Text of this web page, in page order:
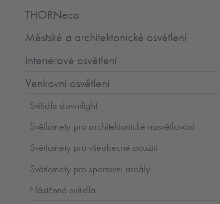
THORNeco
Městské a architektonické osvětlení
Interiérové osvětlení
Venkovní osvětlení
Svítidla downlight
Světlomety pro architektonické nasvětlování
Světlomety pro všeobecné použití
Světlomety pro sportovní areály
Nástěnná svítidla